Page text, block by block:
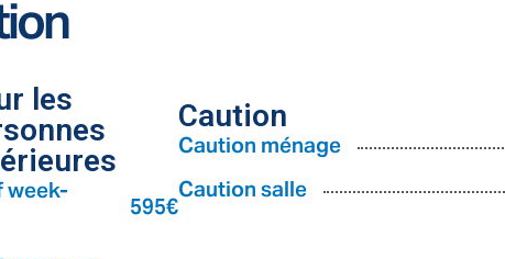
les
595€
Caution
Caution ménage
Caution salle